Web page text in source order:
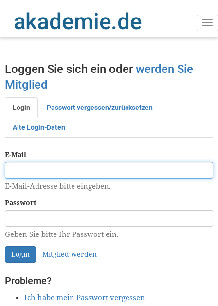
Inhalt
Loggen Sie sich ein oder werden Sie
Mitglied
Primäre
Reiter
Login Passwort vergessen/zurücksetzen
Alte Login-Daten
E-Mail
E-Mail-Adresse bitte eingeben.
Passwort
Geben Sie bitte Ihr Passwort ein.
Login Mitglied werden
Probleme?
Ich habe mein Passwort vergessen